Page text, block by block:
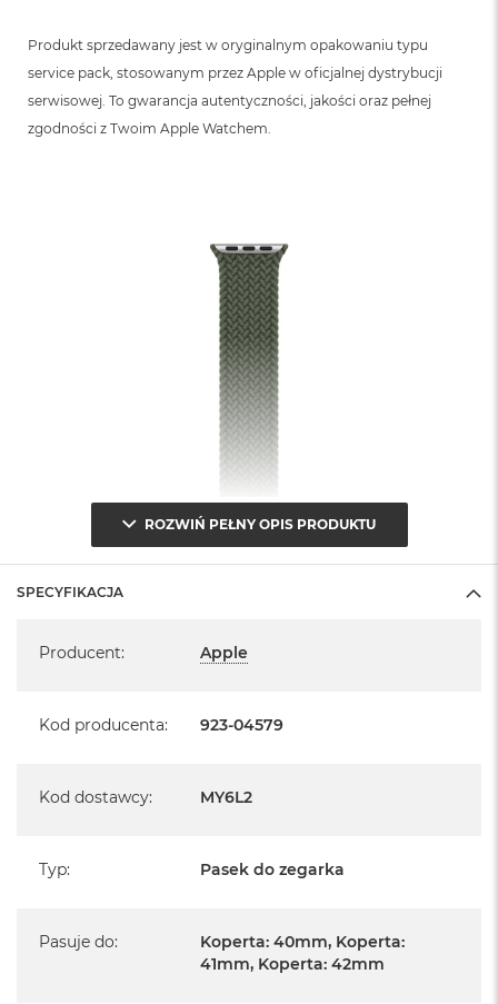
Produkt sprzedawany jest w oryginalnym opakowaniu typu
service pack, stosowanym przez Apple w oficjalnej dystrybucji
serwisowej. To gwarancja autentyczności, jakości oraz pełnej
zgodności z Twoim Apple Watchem.
ROZWIŃ PEŁNY OPIS PRODUKTU
SPECYFIKACJA
Producent: Apple
Kod producenta: 923-04579
Kod dostawcy: MY6L2
Typ: Pasek do zegarka
Pasuje do:
Koperta: 40mm, Koperta:
41mm, Koperta: 42mm